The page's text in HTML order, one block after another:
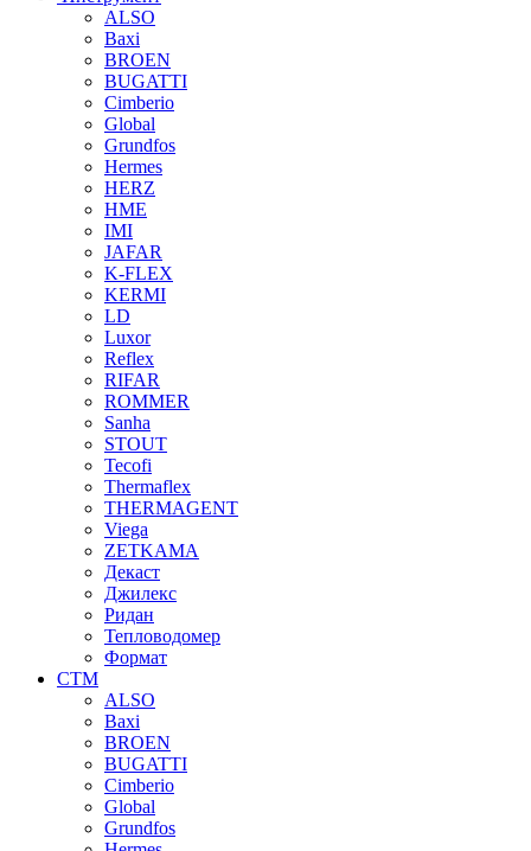
ALSO
Baxi
BROEN
BUGATTI
Cimberio
Global
Grundfos
Hermes
HERZ
HME
IMI
JAFAR
K-FLEX
KERMI
LD
Luxor
Reflex
RIFAR
ROMMER
Sanha
STOUT
Tecofi
Thermaflex
THERMAGENT
Viega
ZETKAMA
Декаст
Джилекс
Ридан
Тепловодомер
Формат
СТМ
ALSO
Baxi
BROEN
BUGATTI
Cimberio
Global
Grundfos